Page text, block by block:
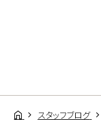
スタッフブログ